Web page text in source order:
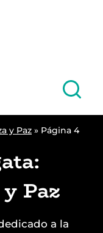
y Paz » Página 4
Paz
a la